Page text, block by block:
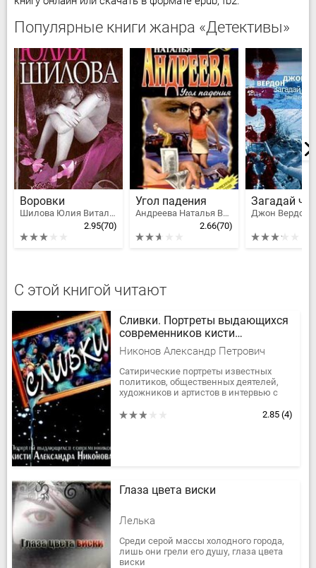
Популярные книги жанра «Детективы»
Воровки
Шилова Юлия Витальевна
2.95(70)
Угол падения
Андреева Наталья Вячеславовна
2.66(70)
Загадай
Джон Вердон
С этой книгой читают
Сливки. Портреты выдающихся
современников кисти
А.Никонова.
Никонов Александр Петрович
Cатирические портреты известных
политиков, общественных деятелей,
художников и артистов в интервью с
Александром Никоновым.Граждане!
2.85 (4)
Глаза цвета виски
Лелька
Среди серой массы холодного города,
лишь они грели его душу, глаза цвета
виски